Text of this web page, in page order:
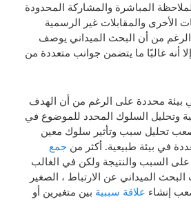
المباشرة والمشاركة المحدودة
الأخرى والمقابلات غير الرسمية
من أن البحث الميداني يوصف
أنه غالبًا ما يتضمن جوانب متعددة من
بيئة محددة على الرغم من أن الهدف
وتحليل السلوك المحدد للموضوع في
تحليل سبب وتأثير سلوك معين
في بيئة طبيعية. أكثر منجمع
على السبب والنتيجة ولكن في الغالب
البحث الميداني عن الارتباط ، الصغير
إنشاء علاقة سببية بين متغيرين أو